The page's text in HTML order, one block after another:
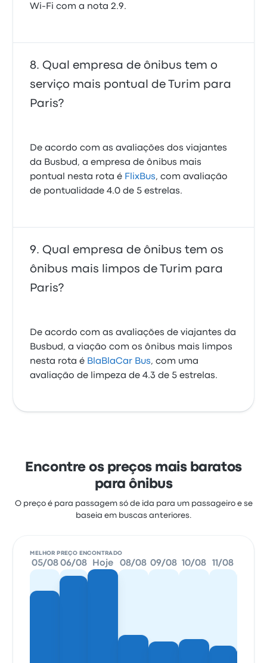
Wi-Fi com a nota 2.9.
Qual empresa de ônibus tem o
serviço mais pontual de Turim para
Paris?
De acordo com as avaliações dos viajantes
da Busbud, a empresa de ônibus mais
pontual nesta rota é FlixBus, com avaliação
de pontualidade 4.0 de 5 estrelas.
Qual empresa de ônibus tem os
ônibus mais limpos de Turim para
Paris?
De acordo com as avaliações de viajantes da
Busbud, a viação com os ônibus mais limpos
nesta rota é BlaBlaCar Bus, com uma
avaliação de limpeza de 4.3 de 5 estrelas.
Encontre os preços mais baratos
para ônibus
O preço é para passagem só de ida para um passageiro e se
baseia em buscas anteriores.
MELHOR PREÇO ENCONTRADO
05/08 06/08 Hoje 08/08 09/08 10/08 11/08